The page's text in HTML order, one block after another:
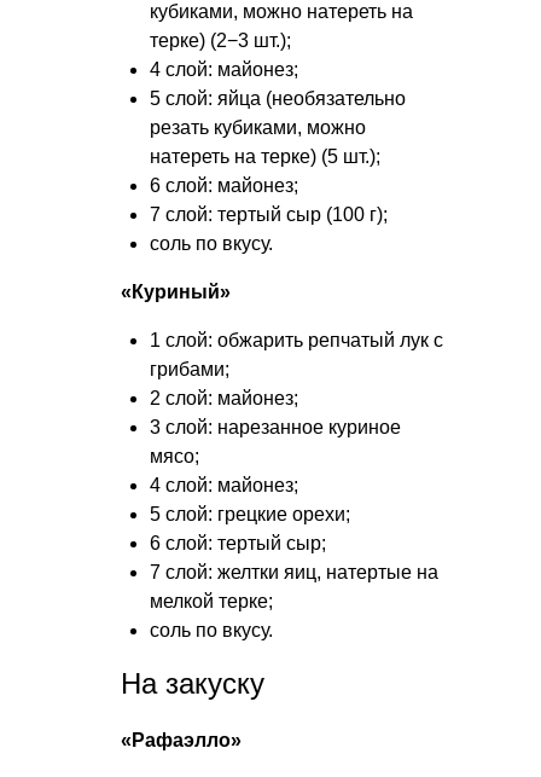
кубиками, можно натереть на
терке) (2−3 шт.);
4 слой: майонез;
5 слой: яйца (необязательно
резать кубиками, можно
натереть на терке) (5 шт.);
6 слой: майонез;
7 слой: тертый сыр (100 г);
соль по вкусу.
«Куриный»
1 слой: обжарить репчатый лук с
грибами;
2 слой: майонез;
3 слой: нарезанное куриное
мясо;
4 слой: майонез;
5 слой: грецкие орехи;
6 слой: тертый сыр;
7 слой: желтки яиц, натертые на
мелкой терке;
соль по вкусу.
На закуску
«Рафаэлло»